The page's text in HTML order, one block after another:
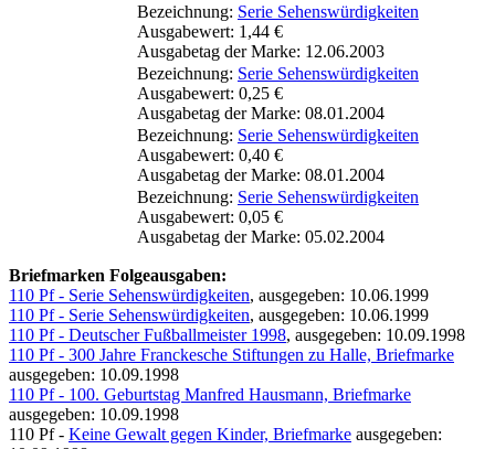
Bezeichnung: Serie Sehenswürdigkeiten
Ausgabewert: 1,44 €
Ausgabetag der Marke: 12.06.2003
Bezeichnung: Serie Sehenswürdigkeiten
Ausgabewert: 0,25 €
Ausgabetag der Marke: 08.01.2004
Bezeichnung: Serie Sehenswürdigkeiten
Ausgabewert: 0,40 €
Ausgabetag der Marke: 08.01.2004
Bezeichnung: Serie Sehenswürdigkeiten
Ausgabewert: 0,05 €
Ausgabetag der Marke: 05.02.2004
Briefmarken Folgeausgaben:
110 Pf - Serie Sehenswürdigkeiten, ausgegeben: 10.06.1999
110 Pf - Serie Sehenswürdigkeiten, ausgegeben: 10.06.1999
110 Pf - Deutscher Fußballmeister 1998, ausgegeben: 10.09.1998
110 Pf - 300 Jahre Franckesche Stiftungen zu Halle, Briefmarke
ausgegeben: 10.09.1998
110 Pf - 100. Geburtstag Manfred Hausmann, Briefmarke
ausgegeben: 10.09.1998
110 Pf - Keine Gewalt gegen Kinder, Briefmarke ausgegeben: